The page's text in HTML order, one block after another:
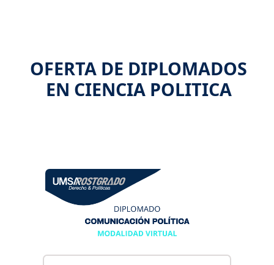
OFERTA DE DIPLOMADOS
EN CIENCIA POLITICA